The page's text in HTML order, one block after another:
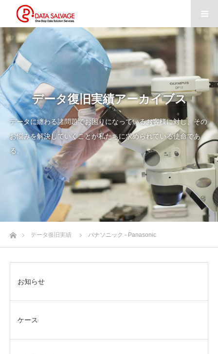
データ復旧実績アーカイブス
データに纏わる諸問題でお困りになっているお客様に対し、その
お悩みを解決していくことが私たちに求められている使命であ
る。
ホームデータ復旧実績 パナソニック - Panasonic
お知らせ
ケース